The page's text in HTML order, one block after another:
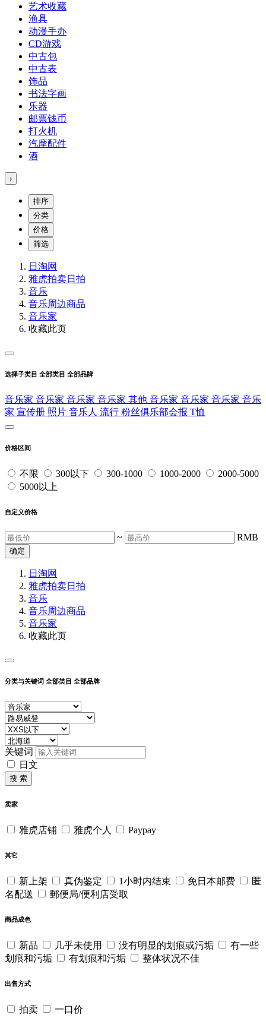
艺术收藏
渔具
动漫手办
CD游戏
中古包
中古表
饰品
书法字画
乐器
邮票钱币
打火机
汽摩配件
酒
›
排序
分类
价格
筛选
日淘网
雅虎拍卖日拍
音乐
音乐周边商品
音乐家
收藏此页
选择子类目 全部类目 全部品牌
音乐家 音乐家 音乐家 音乐家 其他 音乐家 音乐家 音乐家 音乐
家 宣传册 照片 音乐人 流行 粉丝俱乐部会报 T恤
价格区间
不限 300以下 300-1000 1000-2000
2000-5000
5000以上
自定义价格
~ RMB
确定
日淘网
雅虎拍卖日拍
音乐
音乐周边商品
音乐家
收藏此页
分类与关键词 全部类目 全部品牌
关键词
日文
搜 索
卖家
雅虎店铺 雅虎个人 Paypay
其它
新上架 真伪鉴定 1小时内结束 免日本邮费
匿
名配送
郵便局/便利店受取
商品成色
新品 几乎未使用 没有明显的划痕或污垢
有一些
划痕和污垢
有划痕和污垢 整体状况不佳
出售方式
拍卖 一口价